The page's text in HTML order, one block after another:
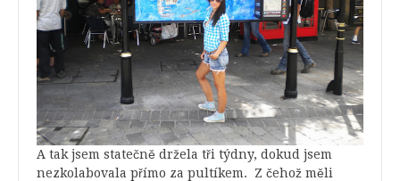
A tak jsem statečně držela tři týdny, dokud jsem
nezkolabovala přímo za pultíkem. Z čehož měli